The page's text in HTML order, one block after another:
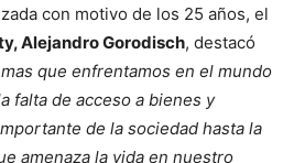
con motivo de los 25 años, el
Alejandro Gorodisch, destacó
que enfrentamos en el mundo
falta de acceso a bienes y
de la sociedad hasta la
amenaza la vida en nuestro